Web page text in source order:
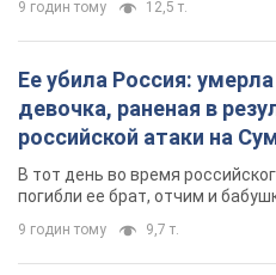
белые халаты
символический смысл
8 годин тому 4,3 т.